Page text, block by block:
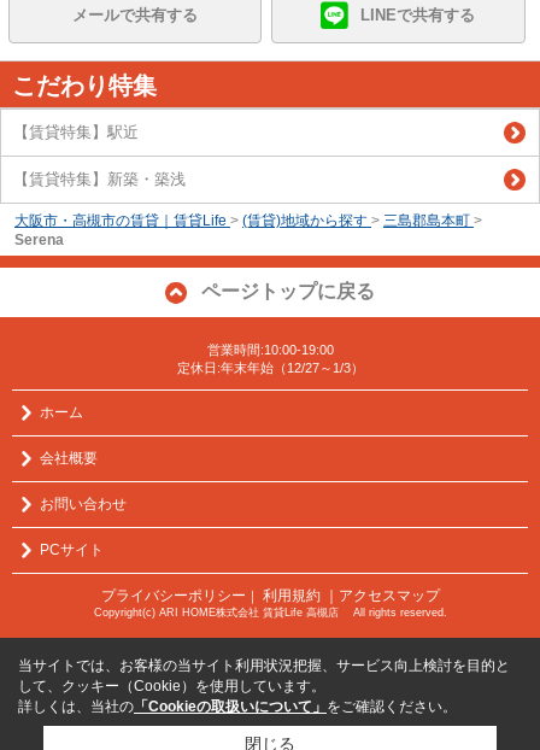
メールで共有する LINEで共有する
こだわり特集
【賃貸特集】駅近
【賃貸特集】新築・築浅
大阪市・高槻市の賃貸｜賃貸Life > (賃貸)地域から探す > 三島郡島本町 >
Serena
ページトップに戻る
営業時間:10:00-19:00
定休日:年末年始（12/27～1/3）
ホーム
会社概要
お問い合わせ
PCサイト
プライバシーポリシー 利用規約 ｜アクセスマップ
Copyright(c) ARI HOME株式会社 賃貸Life 高槻店 All rights reserved.
当サイトでは、お客様の当サイト利用状況把握、サービス向上検討を目的と
して、クッキー（Cookie）を使用しています。
詳しくは、当社の 「Cookieの取扱いについて」 をご確認ください。
閉じる